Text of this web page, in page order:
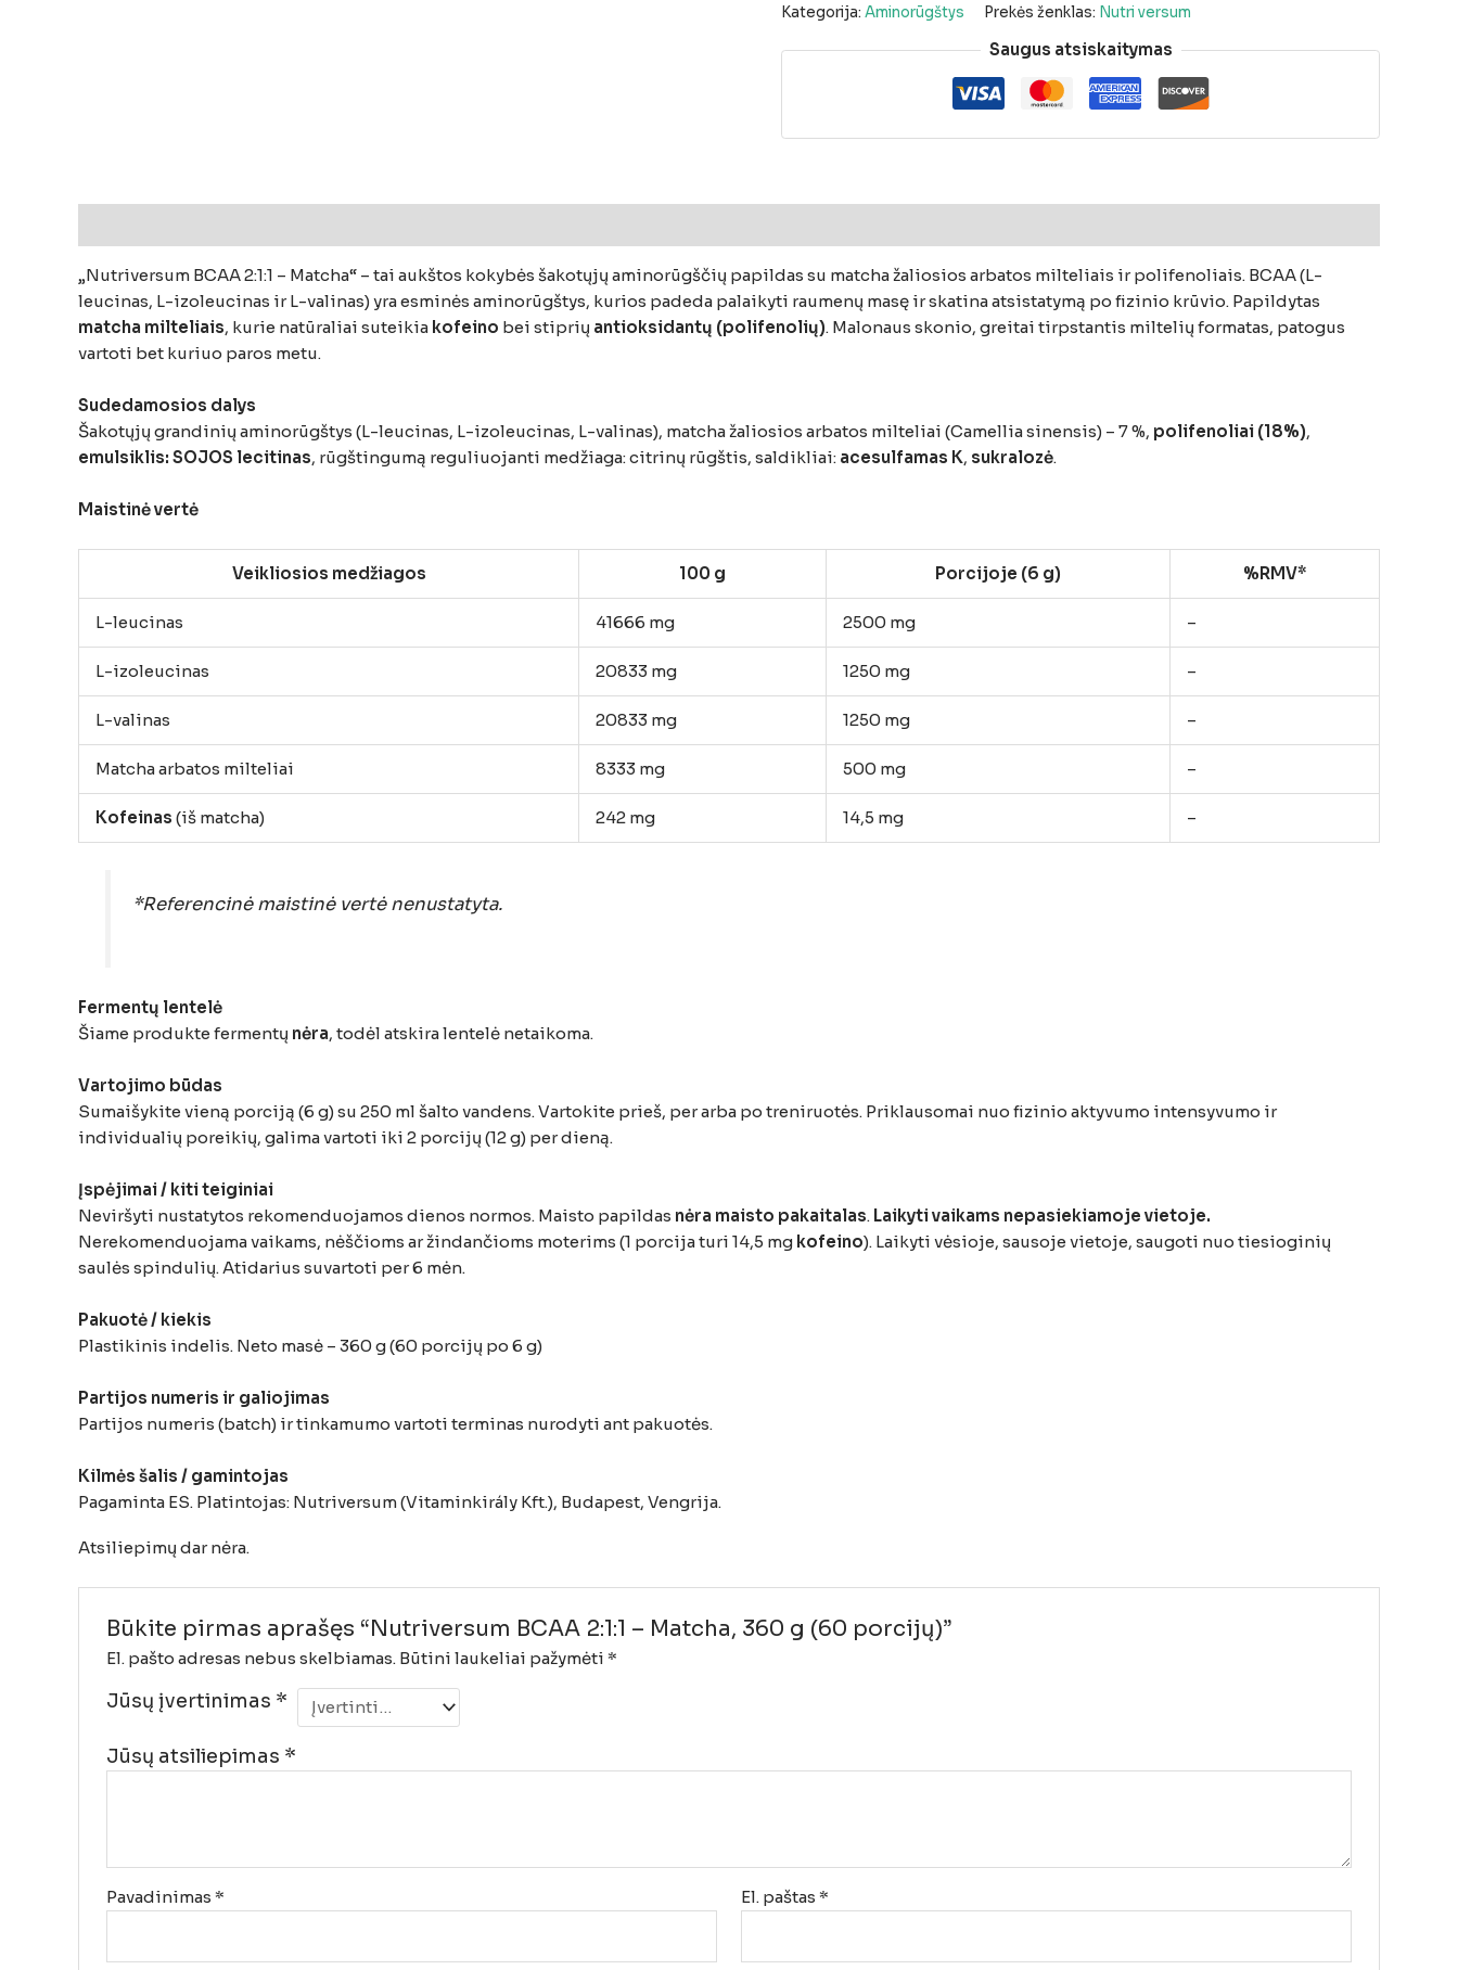
Kategorija: Aminorūgštys Prekės ženklas: Nutri versum
Saugus atsiskaitymas
„Nutriversum BCAA 2:1:1 – Matcha“ – tai aukštos kokybės šakotųjų aminorūgščių papildas su matcha žaliosios arbatos milteliais ir polifenoliais. BCAA (L-
leucinas, L-izoleucinas ir L-valinas) yra esminės aminorūgštys, kurios padeda palaikyti raumenų masę ir skatina atsistatymą po fizinio krūvio. Papildytas
matcha milteliais, kurie natūraliai suteikia kofeino bei stiprių antioksidantų (polifenolių). Malonaus skonio, greitai tirpstantis miltelių formatas, patogus
vartoti bet kuriuo paros metu.
Sudedamosios dalys
Šakotųjų grandinių aminorūgštys (L-leucinas, L-izoleucinas, L-valinas), matcha žaliosios arbatos milteliai (Camellia sinensis) – 7 %, polifenoliai (18%),
emulsiklis: SOJOS lecitinas, rūgštingumą reguliuojanti medžiaga: citrinų rūgštis, saldikliai: acesulfamas K, sukralozė.
Maistinė vertė
Veikliosios medžiagos 100 g Porcijoje (6 g) %RMV*
L-leucinas 41666 mg 2500 mg –
L-izoleucinas 20833 mg 1250 mg –
L-valinas 20833 mg 1250 mg –
Matcha arbatos milteliai 8333 mg 500 mg –
Kofeinas (iš matcha) 242 mg 14,5 mg –
*Referencinė maistinė vertė nenustatyta.
Fermentų lentelė
Šiame produkte fermentų nėra, todėl atskira lentelė netaikoma.
Vartojimo būdas
Sumaišykite vieną porciją (6 g) su 250 ml šalto vandens. Vartokite prieš, per arba po treniruotės. Priklausomai nuo fizinio aktyvumo intensyvumo ir
individualių poreikių, galima vartoti iki 2 porcijų (12 g) per dieną.
Įspėjimai / kiti teiginiai
Neviršyti nustatytos rekomenduojamos dienos normos. Maisto papildas nėra maisto pakaitalas. Laikyti vaikams nepasiekiamoje vietoje.
Nerekomenduojama vaikams, nėščioms ar žindančioms moterims (1 porcija turi 14,5 mg kofeino). Laikyti vėsioje, sausoje vietoje, saugoti nuo tiesioginių
saulės spindulių. Atidarius suvartoti per 6 mėn.
Pakuotė / kiekis
Plastikinis indelis. Neto masė – 360 g (60 porcijų po 6 g)
Partijos numeris ir galiojimas
Partijos numeris (batch) ir tinkamumo vartoti terminas nurodyti ant pakuotės.
Kilmės šalis / gamintojas
Pagaminta ES. Platintojas: Nutriversum (Vitaminkirály Kft.), Budapest, Vengrija.
Atsiliepimų dar nėra.
Būkite pirmas aprašęs “Nutriversum BCAA 2:1:1 – Matcha, 360 g (60 porcijų)”
El. pašto adresas nebus skelbiamas. Būtini laukeliai pažymėti *
Jūsų įvertinimas *
Jūsų atsiliepimas *
Pavadinimas * El. paštas *